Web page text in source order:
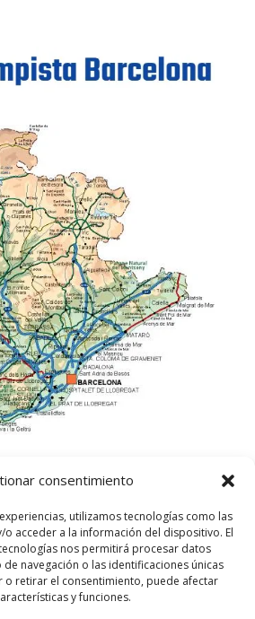
consentimiento
utilizamos tecnologías como las
o acceder a la información del dispositivo. El
nos permitirá procesar datos
navegación o las identificaciones únicas
o retirar el consentimiento, puede afectar
y funciones.